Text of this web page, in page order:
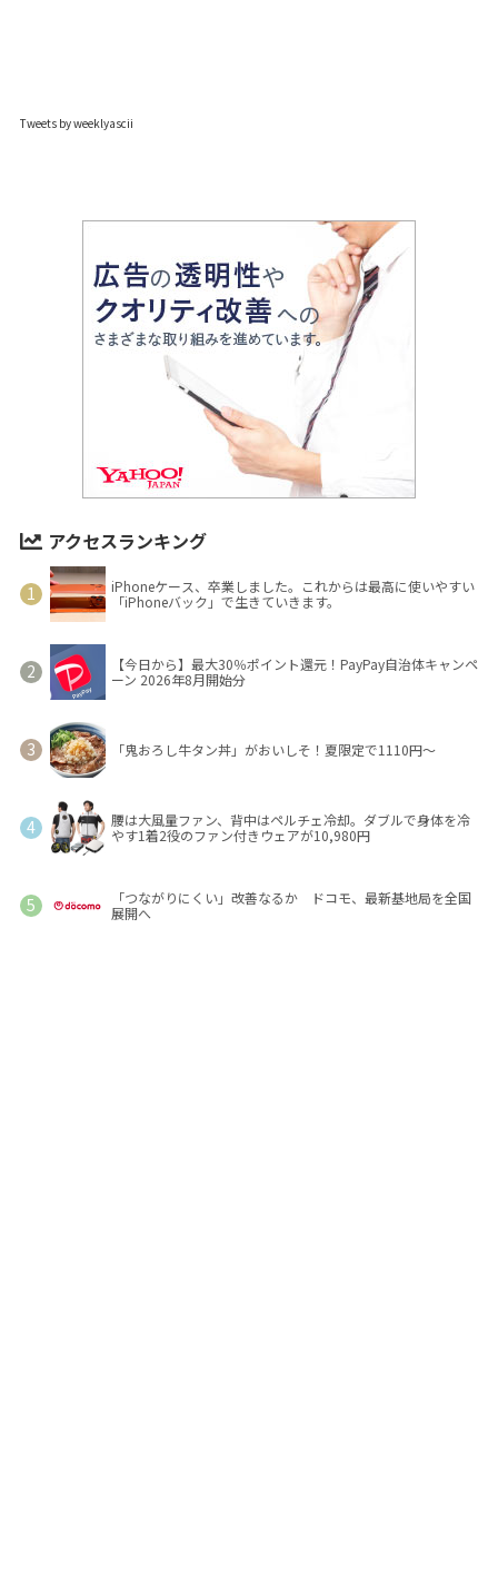
Tweets by weeklyascii
アクセスランキング
iPhoneケース、卒業しました。これからは最高に使いやすい
「iPhoneバック」で生きていきます。
【今日から】最大30％ポイント還元！PayPay自治体キャンペ
ーン 2026年8月開始分
「鬼おろし牛タン丼」がおいしそ！夏限定で1110円～
腰は大風量ファン、背中はペルチェ冷却。ダブルで身体を冷
やす1着2役のファン付きウェアが10,980円
「つながりにくい」改善なるか ドコモ、最新基地局を全国
展開へ